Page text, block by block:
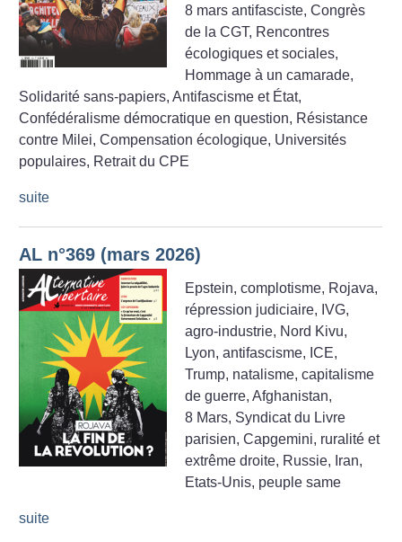
8 mars antifasciste, Congrès
de la CGT, Rencontres
écologiques et sociales,
Hommage à un camarade,
Solidarité sans-papiers, Antifascisme et État,
Confédéralisme démocratique en question, Résistance
contre Milei, Compensation écologique, Universités
populaires, Retrait du CPE
suite
AL n°369 (mars 2026)
Epstein, complotisme, Rojava,
répression judiciaire, IVG,
agro-industrie, Nord Kivu,
Lyon, antifascisme, ICE,
Trump, natalisme, capitalisme
de guerre, Afghanistan,
8 Mars, Syndicat du Livre
parisien, Capgemini, ruralité et
extrême droite, Russie, Iran,
Etats-Unis, peuple same
suite